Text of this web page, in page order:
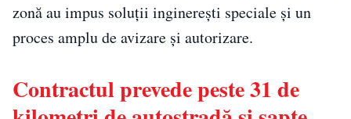
zonă au impus soluții inginerești speciale și un
proces amplu de avizare și autorizare.
Contractul prevede peste 31 de